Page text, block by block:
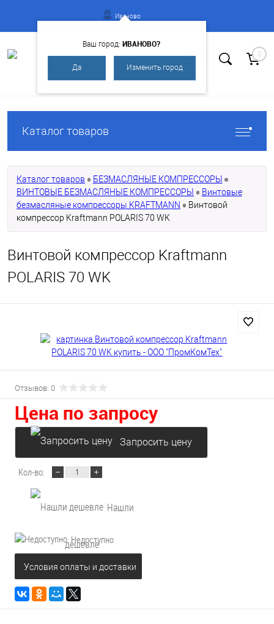
Регистрация
Иваново
Ваш город: ИВАНОВО?
Да Изменить город
0
Каталог товаров
Каталог товаров
БЕЗМАСЛЯНЫЕ КОМПРЕССОРЫ
ВИНТОВЫЕ БЕЗМАСЛЯНЫЕ КОМПРЕССОРЫ
Винтовые
безмасляные компрессоры KRAFTMANN
Винтовой
компрессор Kraftmann POLARIS 70 WK
Винтовой компрессор Kraftmann
POLARIS 70 WK
Отзывов: 0
Цена по запросу
Запросить цену
Кол-во:
Нашли
дешевле
Недоступно
Условия оплаты и доставки